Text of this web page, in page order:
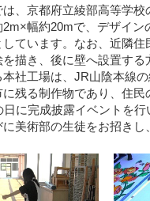
、京都府立綾部高等学校
幅約20mで、デザイ
ています。なお、近隣
描き、後に壁へ設置する
社工場は、JR山陰本線
残る制作物であり、住民
に完成披露イベントを
美術部の生徒をお招きし